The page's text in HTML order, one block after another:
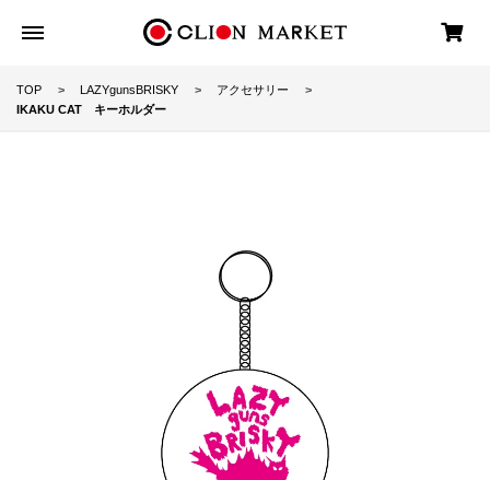
TOP LAZYgunsBRISKY
アクセサリー
IKAKU CAT キーホルダー